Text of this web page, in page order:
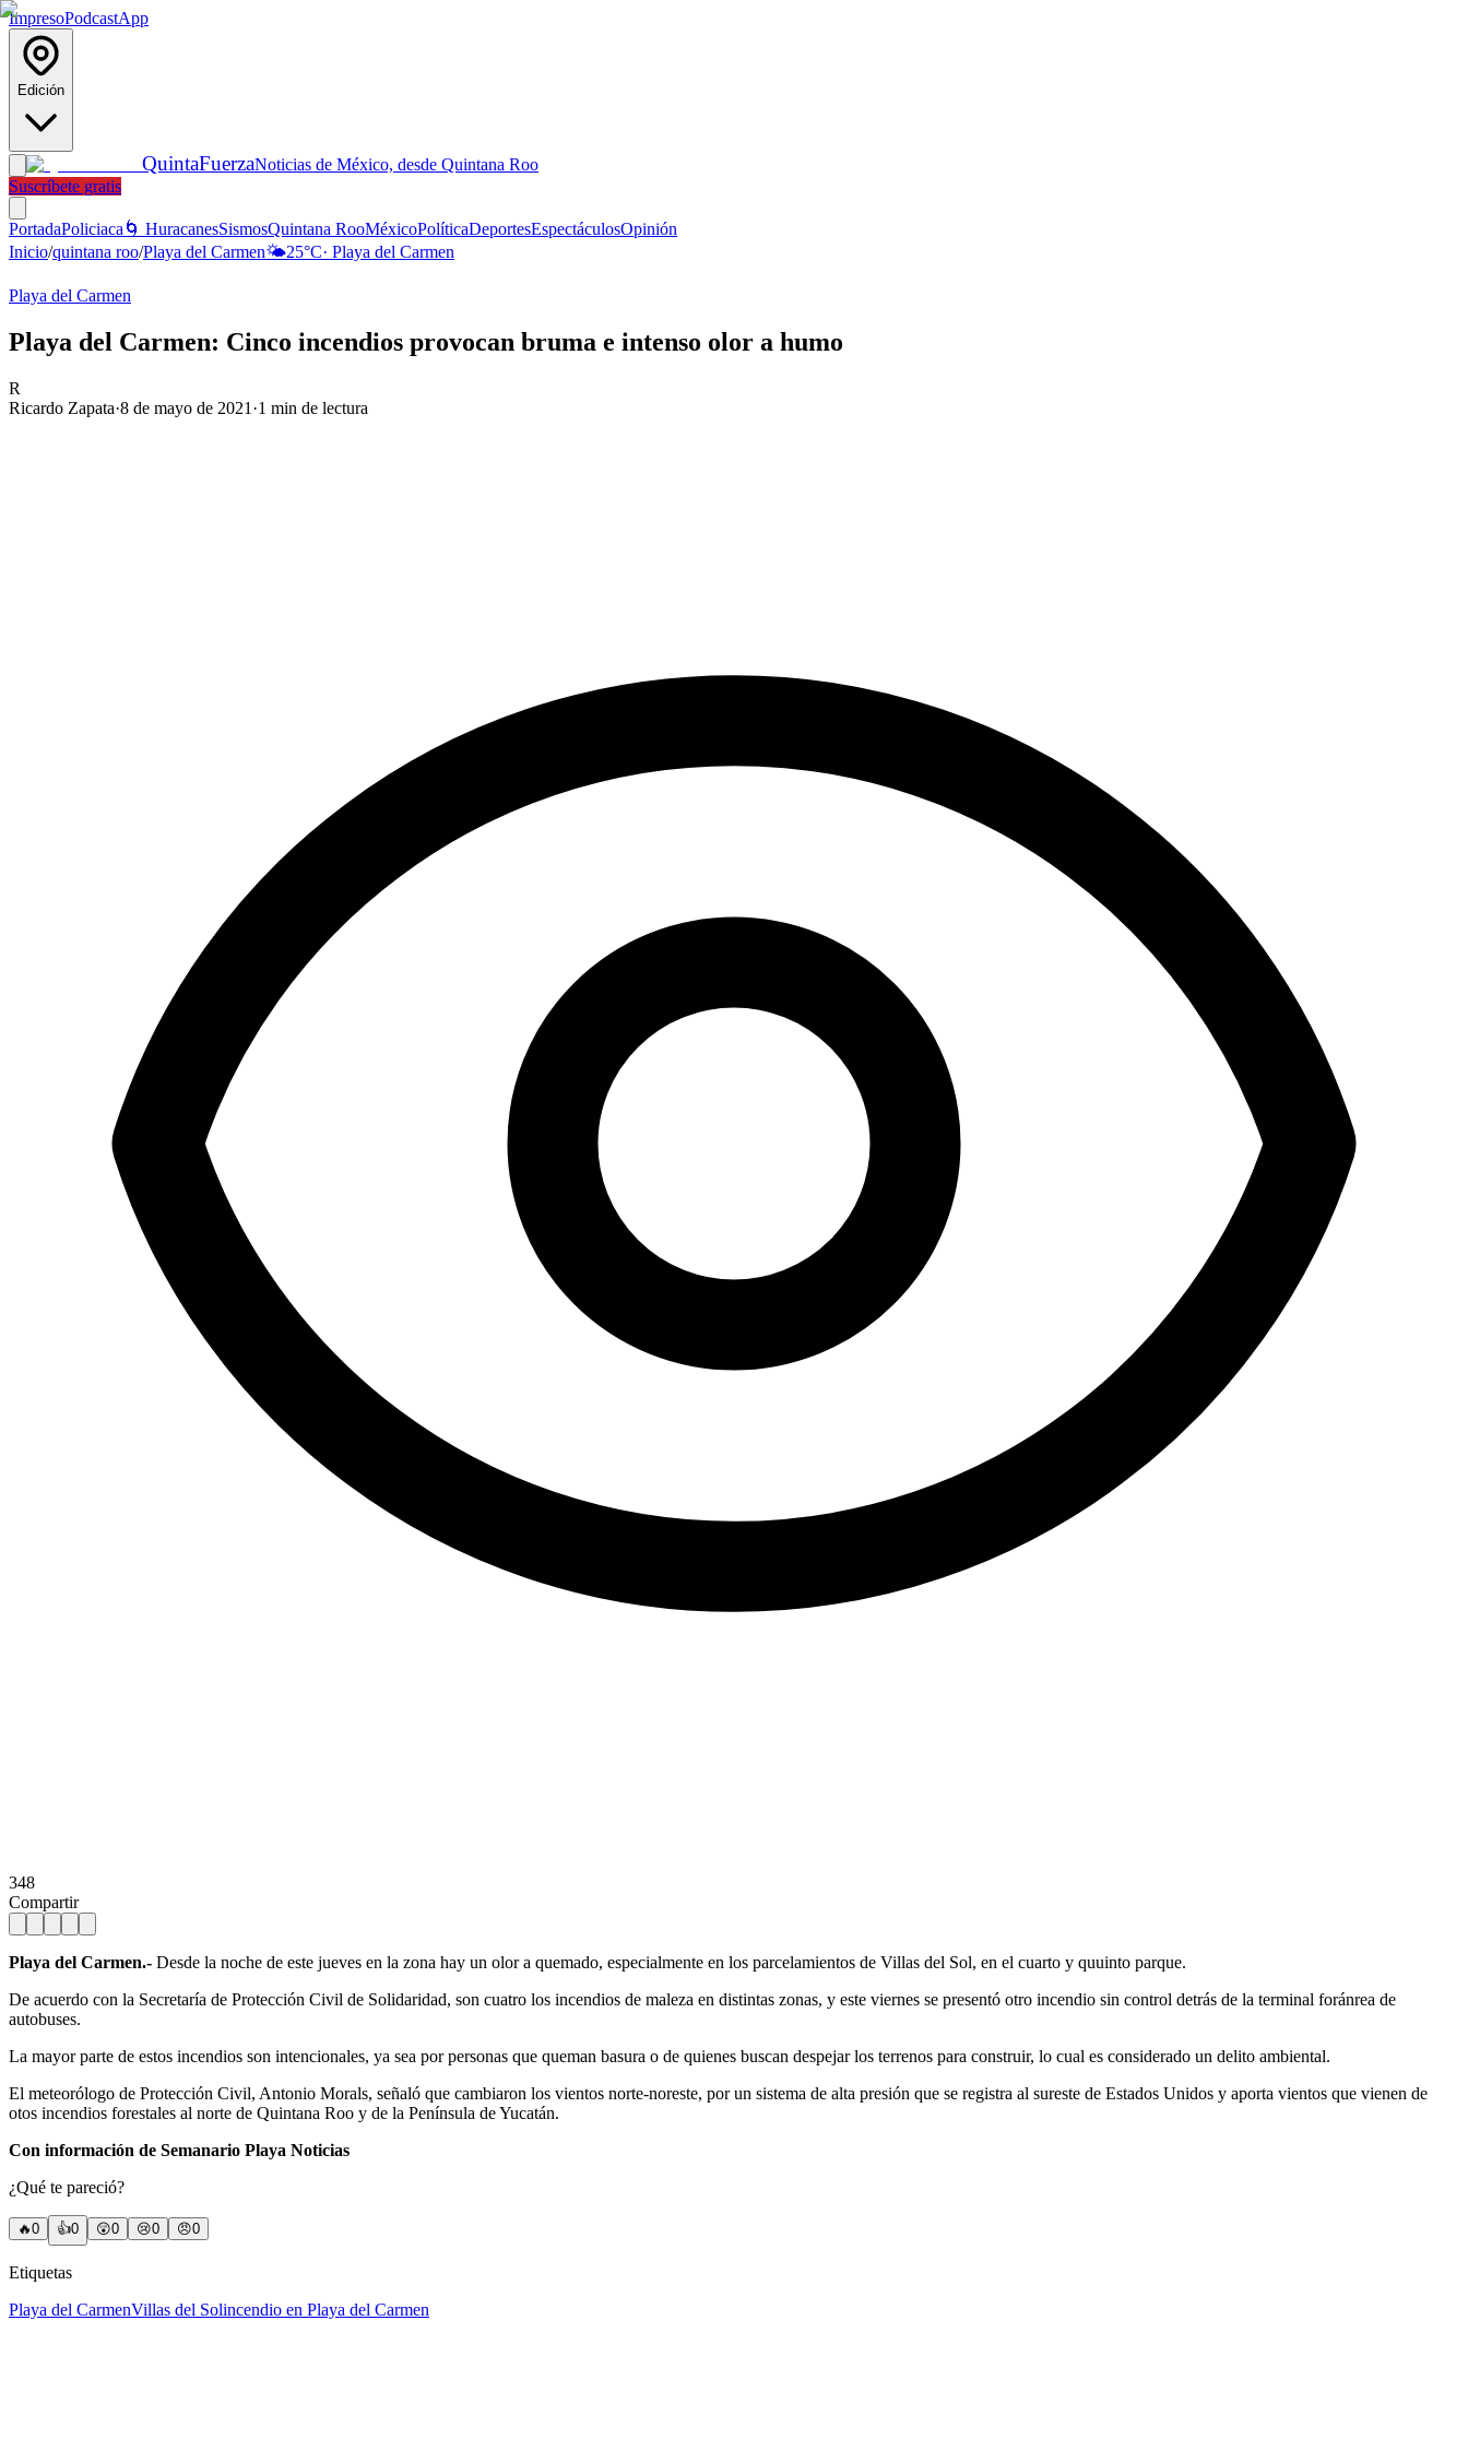
ImpresoPodcastApp
Edición
QuintaFuerzaNoticias de México, desde Quintana Roo
Suscríbete gratis
PortadaPoliciaca 🌀 HuracanesSismosQuintana RooMéxicoPolíticaDeportesEspectáculosOpinión
Inicio/quintana roo/Playa del Carmen🌤️25°C· Playa del Carmen
Playa del Carmen
Playa del Carmen: Cinco incendios provocan bruma e intenso olor a humo
R
Ricardo Zapata·8 de mayo de 2021 ·1 min de lectura
348
Compartir
Playa del Carmen.- Desde la noche de este jueves en la zona hay un olor a quemado, especialmente en los parcelamientos de Villas del Sol, en el cuarto y quuinto parque.
De acuerdo con la Secretaría de Protección Civil de Solidaridad, son cuatro los incendios de maleza en distintas zonas, y este viernes se presentó otro incendio sin control detrás de la terminal foránrea de
autobuses.
La mayor parte de estos incendios son intencionales, ya sea por personas que queman basura o de quienes buscan despejar los terrenos para construir, lo cual es considerado un delito ambiental.
El meteorólogo de Protección Civil, Antonio Morals, señaló que cambiaron los vientos norte-noreste, por un sistema de alta presión que se registra al sureste de Estados Unidos y aporta vientos que vienen de
otos incendios forestales al norte de Quintana Roo y de la Península de Yucatán.
Con información de Semanario Playa Noticias
¿Qué te pareció?
🔥0 👍0 😲0 😢0 😠0
Etiquetas
Playa del CarmenVillas del Solincendio en Playa del Carmen